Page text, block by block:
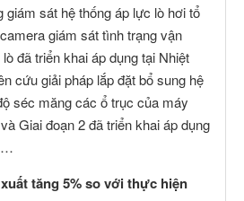
giám sát hệ thống áp lực lò hơi tổ
giám sát tình trạng vận
đã triển khai áp dụng tại Nhiệt
cứu giải pháp lắp đặt bổ sung hệ
séc măng các ổ trục của máy
Giai đoạn 2 đã triển khai áp dụng
tăng 5% so với thực hiện